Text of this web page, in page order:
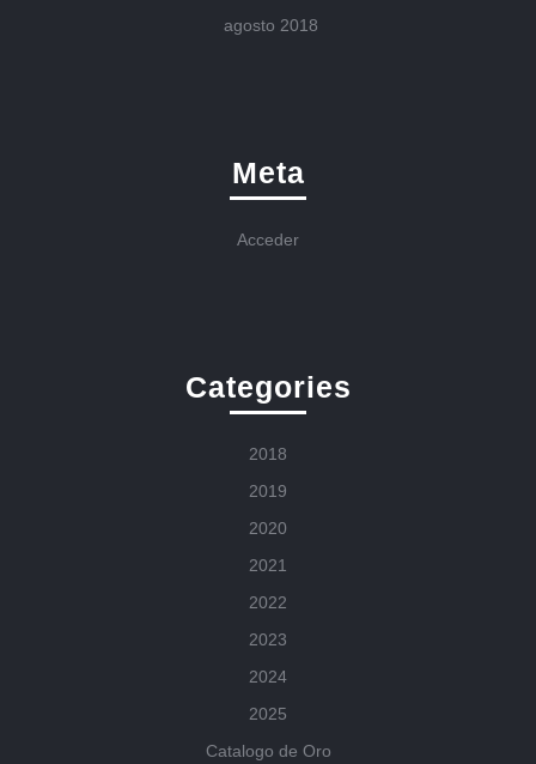
agosto 2018
Meta
Acceder
Categories
2018
2019
2020
2021
2022
2023
2024
2025
Catalogo de Oro